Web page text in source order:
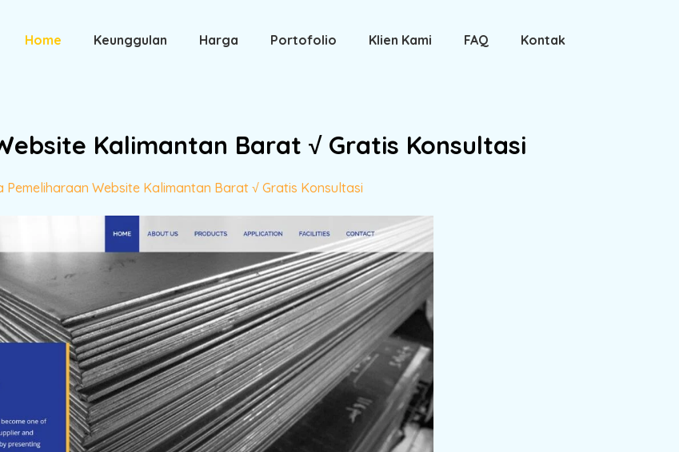
Home Keunggulan Harga Portofolio Klien Kami FAQ Kontak
Kalimantan Barat √ Gratis Konsultasi
Pemeliharaan Website Kalimantan Barat √ Gratis Konsultasi